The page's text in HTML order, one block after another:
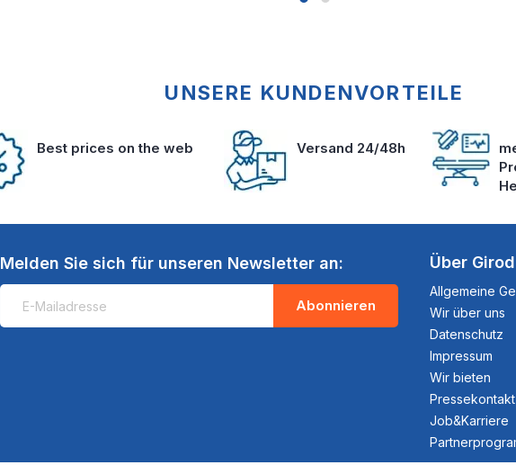
UNSERE KUNDENVORTEILE
Best prices on the web Versand 24/48h
Melden Sie sich für unseren Newsletter an:
Abonnieren
Über
Allgemeine
Wir über uns
Datenschutz
Impressum
Wir bieten
Pressekontakt
Job&Karriere